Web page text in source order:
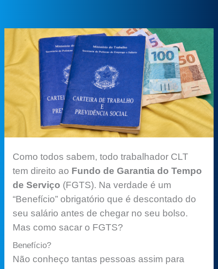
Como todos sabem, todo trabalhador CLT
tem direito ao Fundo de Garantia do Tempo
de Serviço (FGTS). Na verdade é um
“Benefício” obrigatório que é descontado do
seu salário antes de chegar no seu bolso.
Mas como sacar o FGTS?
Benefício?
Não conheço tantas pessoas assim para